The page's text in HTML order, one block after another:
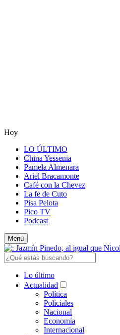
Hoy
LO ÚLTIMO
China Yessenia
Pamela Almenara
Ariel Bracamonte
Café con la Chevez
La fe de Cuto
Pisa Pelota
Pico TV
Podcast
Menú
Lo último
Actualidad
Política
Policiales
Nacional
Economía
Internacional